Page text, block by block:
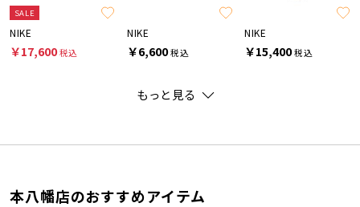
SALE
NIKE
￥17,600税込
NIKE
￥6,600税込
NIKE
￥15,400税込
もっと見る
本八幡店のおすすめアイテム